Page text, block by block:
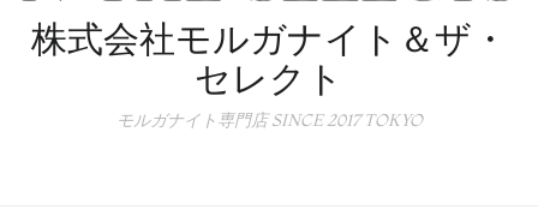
株式会社モルガナイト＆ザ・
セレクト
モルガナイト専門店 SINCE 2017 TOKYO